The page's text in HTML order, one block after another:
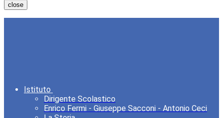
close
Istituto
Dirigente Scolastico
Enrico Fermi - Giuseppe Sacconi - Antonio Ceci